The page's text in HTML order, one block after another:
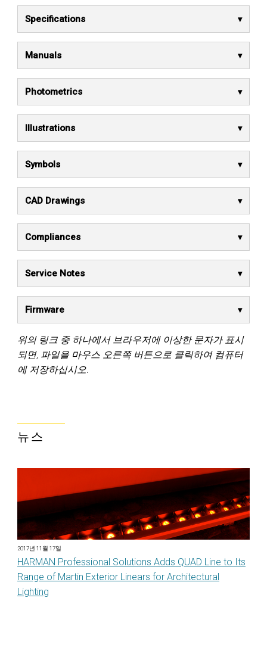
Specifications
Manuals
Photometrics
Illustrations
Symbols
CAD Drawings
Compliances
Service Notes
Firmware
위의 링크 중 하나에서 브라우저에 이상한 문자가 표시
되면, 파일을 마우스 오른쪽 버튼으로 클릭하여 컴퓨터
에 저장하십시오.
뉴스
2017년 11월 17일
HARMAN Professional Solutions Adds QUAD Line to Its
Range of Martin Exterior Linears for Architectural
Lighting